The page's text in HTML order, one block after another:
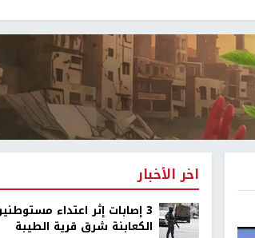
اخر الأخبار
‏3 إصابات إثر اعتداء
الكعابنة شرق قرية الطيبة